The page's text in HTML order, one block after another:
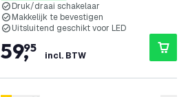
Druk/draai schakelaar
Makkelijk te bevestigen
Uitsluitend geschikt voor LED
59,
95
incl. BTW